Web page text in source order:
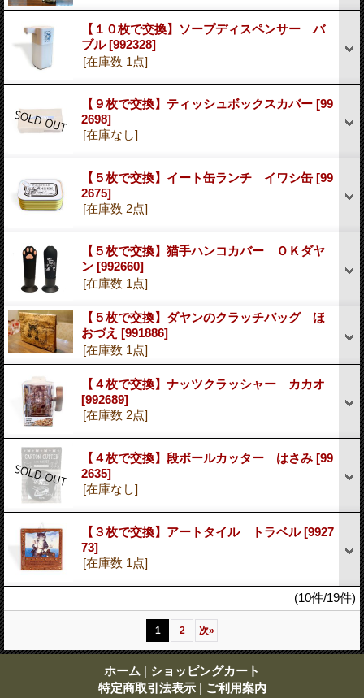
【１０枚で交換】ソープディスペンサー バ
ブル[992328]
[在庫数 1点]
【９枚で交換】ティッシュボックスカバー [99
2698]
[在庫なし]
【５枚で交換】イート缶ランチ イワシ缶 [99
2675]
[在庫数 2点]
【５枚で交換】猫手ハンコカバー ＯＫダヤ
ン [992660]
[在庫数 1点]
【５枚で交換】ダヤンのクラッチバッグ ほ
おづえ [991886]
[在庫数 1点]
【４枚で交換】ナッツクラッシャー カカオ
[992689]
[在庫数 2点]
【４枚で交換】段ボールカッター はさみ [99
2635]
[在庫なし]
【３枚で交換】アートタイル トラベル[9927
73]
[在庫数 1点]
(10件/19件)
1 2 次»
ホーム | ショッピングカート
特定商取引法表示 | ご利用案内